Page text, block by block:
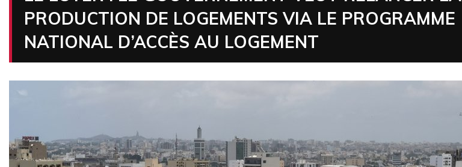
PRODUCTION DE LOGEMENTS VIA LE PROGRAMME
NATIONAL D’ACCÈS AU LOGEMENT